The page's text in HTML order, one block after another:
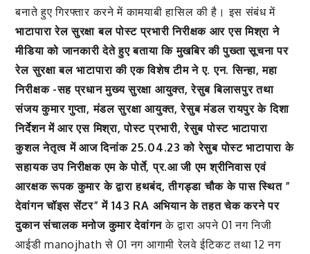
बनाते हुए गिरफ्तार करने में कामयाबी हासिल की है। इस संबंध में
भाटापारा रेल सुरक्षा बल पोस्ट प्रभारी निरीक्षक आर एस मिश्रा ने
मीडिया को जानकारी देते हुए बताया कि मुखबिर की पुख्ता सूचना पर
रेल सुरक्षा बल भाटापारा की एक विशेष टीम ने ए. एन. सिन्हा, महा
निरीक्षक -सह प्रधान मुख्य सुरक्षा आयुक्त, रेसुब बिलासपुर तथा
संजय कुमार गुप्ता, मंडल सुरक्षा आयुक्त, रेसुब मंडल रायपुर के दिशा
निर्देशन में आर एस मिश्रा, पोस्ट प्रभारी, रेसुब पोस्ट भाटापारा
कुशल नेतृत्व में आज दिनांक 25.04.23 को रेसुब पोस्ट भाटापारा के
सहायक उप निरीक्षक एम के पोर्ते, प्र.आ जी एम श्रीनिवास एवं
आरक्षक रूपक कुमार के द्वारा हथबंद, तीगड्डा चौक के पास स्थित ”
देवांगन चॉइस सेंटर” में 143 RA अभियान के तहत चेक करने पर
दुकान संचालक मनोज कुमार देवांगन के द्वारा अपने 01 नग निजी
आईडी manojhath से 01 नग आगामी रेलवे ईटिकट तथा 12 नग